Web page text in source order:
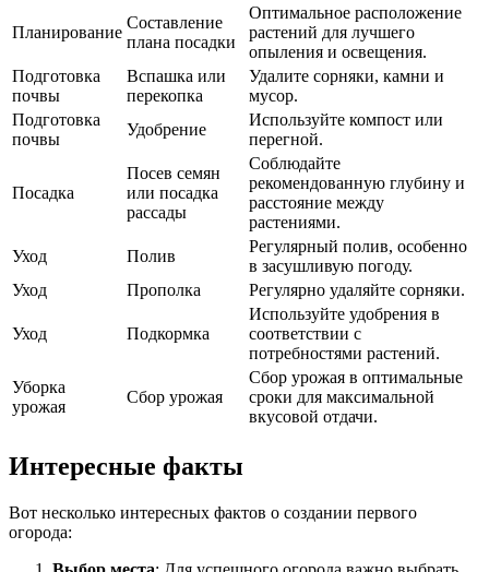
Планирование
Составление
плана посадки
Оптимальное расположение
растений для лучшего
опыления и освещения.
Подготовка
почвы
Вспашка или
перекопка
Удалите сорняки, камни и
мусор.
Подготовка
почвы
Удобрение
Используйте компост или
перегной.
Посадка
Посев семян
или посадка
рассады
Соблюдайте
рекомендованную глубину и
расстояние между
растениями.
Уход
Полив
Регулярный полив, особенно
в засушливую погоду.
Уход
Прополка Регулярно удаляйте сорняки.
Уход Подкормка
Используйте удобрения в
соответствии с
потребностями растений.
Уборка
урожая
Сбор урожая
Сбор урожая в оптимальные
сроки для максимальной
вкусовой отдачи.
Интересные факты
Вот несколько интересных фактов о создании первого
огорода: